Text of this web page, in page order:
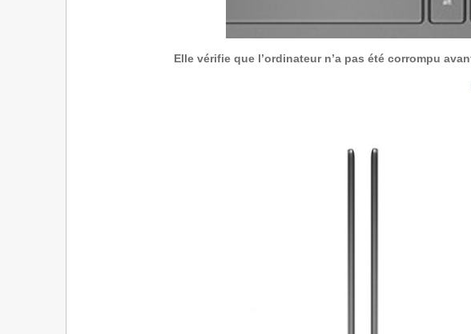
Elle vérifie que l’ordinateur n’a pas été corrompu